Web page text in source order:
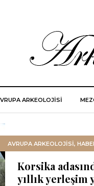
ARKEOLOJISI
AVRUPA ARKEOLOJISI,
Korsika
yıllık yerleşim